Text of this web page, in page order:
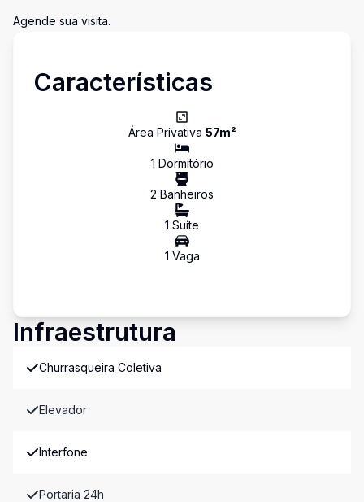
Agende sua visita.
Características
Área Privativa 57m²
1 Dormitório
2 Banheiros
1 Suíte
1 Vaga
Infraestrutura
Churrasqueira Coletiva
Elevador
Interfone
Portaria 24h